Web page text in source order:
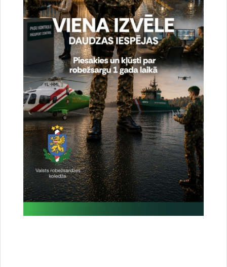
Valsts robežsardzes koledžā viesojās jaunieši
23.04.2024.
Piektdien, 19.aprīlī, Atvērto durvju dienā Valsts robežsardzes koledžā
viesojās jaunieši, lai iepazītu mācību iestādi, kura sagatavo robežsargus
dienestam uz valsts robežas. Jaunieši apskatīja…
robežsardze atvērto durvju diena jaunieši